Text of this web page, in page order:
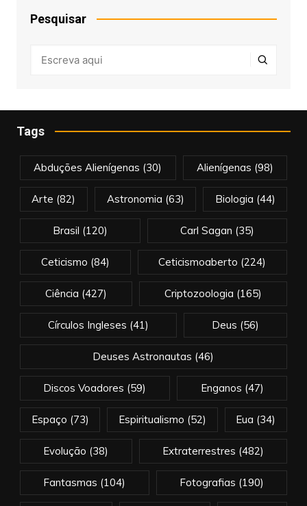
Pesquisar
Tags
Abduções Alienígenas (30) Alienígenas (98)
Arte (82) Astronomia (63) Biologia (44)
Brasil (120) Carl Sagan (35)
Ceticismo (84) Ceticismoaberto (224)
Ciência (427) Criptozoologia (165)
Círculos Ingleses (41) Deus (56)
Deuses Astronautas (46)
Discos Voadores (59) Enganos (47)
Espaço (73) Espiritualismo (52) Eua (34)
Evolução (38) Extraterrestres (482)
Fantasmas (104) Fotografias (190)